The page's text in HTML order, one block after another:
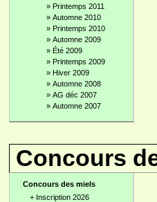
» Printemps 2011
» Automne 2010
» Printemps 2010
» Automne 2009
» Été 2009
» Printemps 2009
» Hiver 2009
» Automne 2008
» AG déc 2007
» Automne 2007
Concours
Concours des miels
+ Inscription 2026